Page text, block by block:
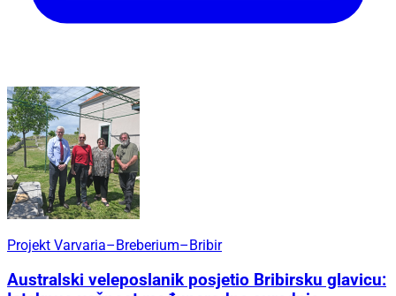
Projekt Varvaria–Breberium–Bribir
Australski veleposlanik posjetio Bribirsku glavicu: